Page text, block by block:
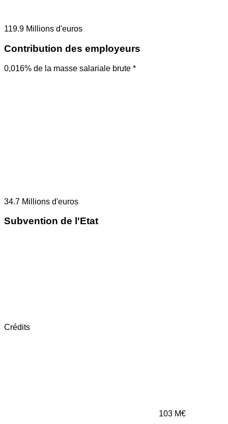
119.9 Millions d'euros
Contribution des employeurs
0,016% de la masse salariale brute *
34.7 Millions d'euros
Subvention de l'Etat
Crédits
103 M€